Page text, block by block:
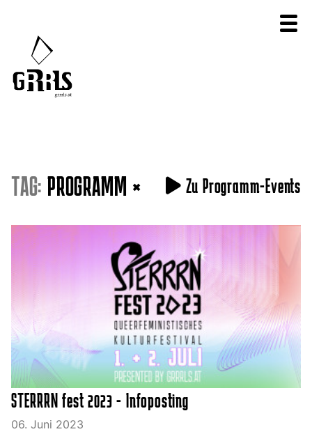
TAG: PROGRAMM × Zu Programm-Events
STERRRN fest 2023 - Infoposting
06. Juni 2023